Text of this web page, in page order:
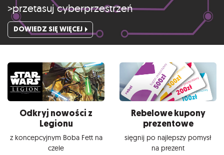
>przetasuj cyberprzestrzeń
DOWIEDZ SIĘ WIĘCEJ
Odkryj nowości z
Legionu
z koncepcyjnym Boba Fett na
czele
Rebelowe kupony
prezentowe
sięgnij po najlepszy pomysł
na prezent